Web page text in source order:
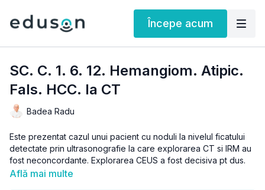
Începe acum
SC. C. 1. 6. 12. Hemangiom. Atipic.
Fals. HCC. la CT
Badea Radu
Este prezentat cazul unui pacient cu noduli la nivelul ficatului
detectate prin ultrasonografie la care explorarea CT si IRM au
fost neconcordante. Explorarea CEUS a fost decisiva pt dus.
Află mai multe